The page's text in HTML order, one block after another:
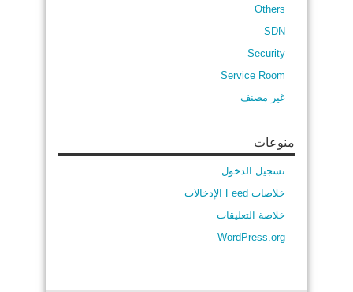
Others
SDN
Security
Service Room
غير مصنف
منوعات
تسجيل الدخول
خلاصات Feed الإدخالات
خلاصة التعليقات
WordPress.org